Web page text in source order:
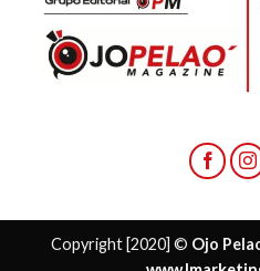
Copyright [2020] © Ojo